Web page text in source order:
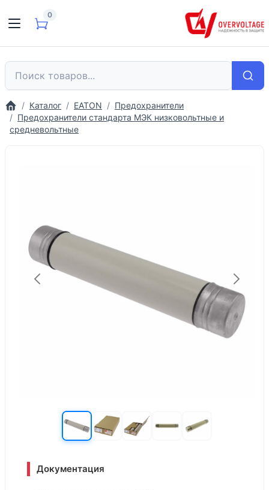
0
Каталог EATON
Предохранители
Предохранители стандарта МЭК низковольтные и
средневольтные
Документация